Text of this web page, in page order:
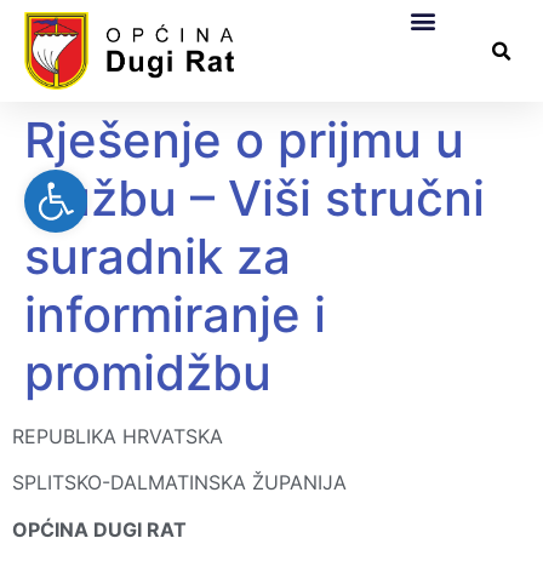
Rješenje o prijmu u
službu – Viši stručni
suradnik za
informiranje i
promidžbu
REPUBLIKA HRVATSKA
SPLITSKO-DALMATINSKA ŽUPANIJA
OPĆINA DUGI RAT
Open toolbar